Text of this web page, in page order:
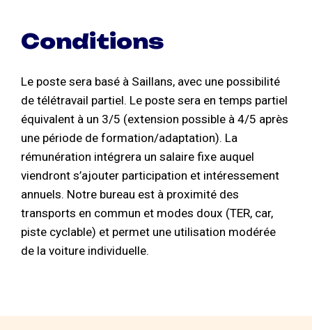
Conditions
Le poste sera basé à Saillans, avec une possibilité
de télétravail partiel. Le poste sera en temps partiel
équivalent à un 3/5 (extension possible à 4/5 après
une période de formation/adaptation). La
rémunération intégrera un salaire fixe auquel
viendront s’ajouter participation et intéressement
annuels. Notre bureau est à proximité des
transports en commun et modes doux (TER, car,
piste cyclable) et permet une utilisation modérée
de la voiture individuelle.